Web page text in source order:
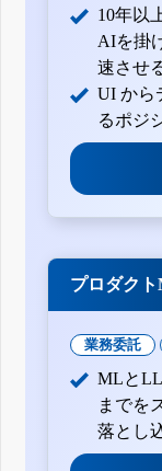
10年以
AIを掛
速させ
UI から
るポジ
プロダク
業務委託
MLと
までを
落とし